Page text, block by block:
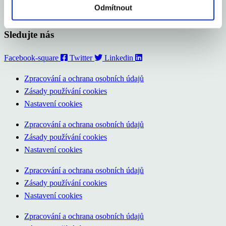
Odmítnout
Sledujte nás
Facebook-square Twitter Linkedin
Zpracování a ochrana osobních údajů
Zásady používání cookies
Nastavení cookies
Zpracování a ochrana osobních údajů
Zásady používání cookies
Nastavení cookies
Zpracování a ochrana osobních údajů
Zásady používání cookies
Nastavení cookies
Zpracování a ochrana osobních údajů